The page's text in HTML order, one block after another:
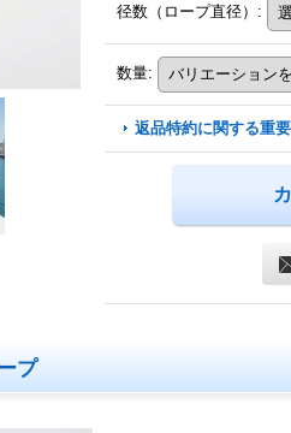
径数（ロープ直径） :
数量:
返品特約に関する重
プ